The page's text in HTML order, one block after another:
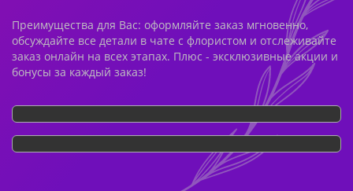
Преимущества для Вас: оформляйте заказ мгновенно,
обсуждайте все детали в чате с флористом и отслеживайте
заказ онлайн на всех этапах. Плюс - эксклюзивные акции и
бонусы за каждый заказ!